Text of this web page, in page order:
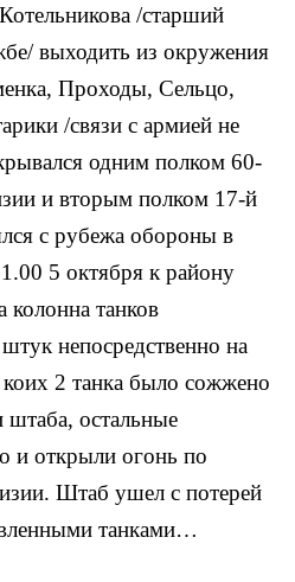
/старший
выходить из окружения
Проходы, Сельцо,
/связи с армией не
одним полком 60-
и вторым полком 17-й
с рубежа обороны в
5 октября к району
танков
непосредственно на
2 танка было сожжено
остальные
и открыли огонь по
Штаб ушел с потерей
танками…